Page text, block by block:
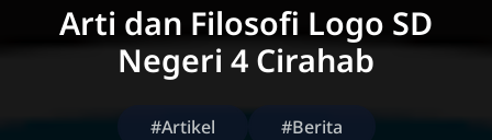
Arti dan Filosofi Logo SD
Negeri 4 Cirahab
#Artikel #Berita